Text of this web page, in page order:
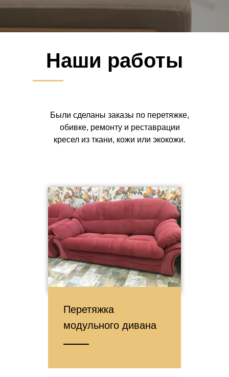
Наши работы
Были сделаны заказы по перетяжке,
обивке, ремонту и реставрации
кресел из ткани, кожи или экокожи.
Перетяжка
модульного дивана